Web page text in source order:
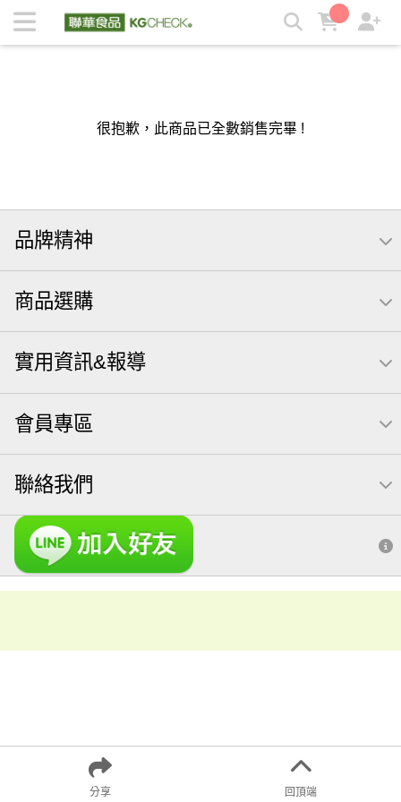
KGCHECK 聯華食品生醫研究室- 剔除不必要，吃得有感安心 |
KGCHECK聯華食品生醫研究室
很抱歉，此商品已全數銷售完畢 !
品牌精神
商品選購
實用資訊&報導
會員專區
聯絡我們
分享 回頂端